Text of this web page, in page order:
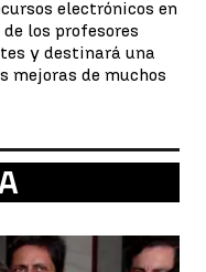
electrónicos en
los profesores
y destinará una
mejoras de muchos